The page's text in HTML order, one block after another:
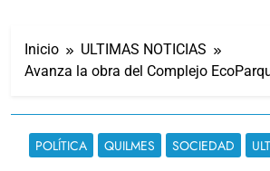
Inicio
ULTIMAS NOTICIAS
Avanza la obra del Complejo
POLÍTICA QUILMES SOCIEDAD